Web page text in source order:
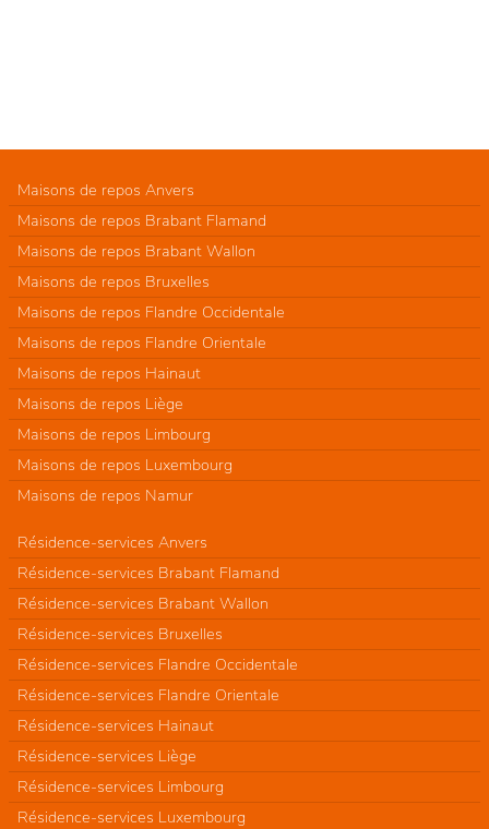
Maisons de repos Anvers
Maisons de repos Brabant Flamand
Maisons de repos Brabant Wallon
Maisons de repos Bruxelles
Maisons de repos Flandre Occidentale
Maisons de repos Flandre Orientale
Maisons de repos Hainaut
Maisons de repos Liège
Maisons de repos Limbourg
Maisons de repos Luxembourg
Maisons de repos Namur
Résidence-services Anvers
Résidence-services Brabant Flamand
Résidence-services Brabant Wallon
Résidence-services Bruxelles
Résidence-services Flandre Occidentale
Résidence-services Flandre Orientale
Résidence-services Hainaut
Résidence-services Liège
Résidence-services Limbourg
Résidence-services Luxembourg